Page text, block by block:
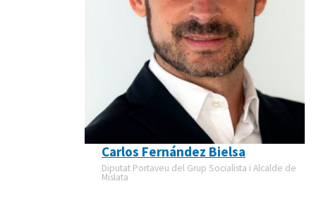
Carlos Fernández Bielsa
Diputat Portaveu del Grup Socialista i Alcalde de
Mislata